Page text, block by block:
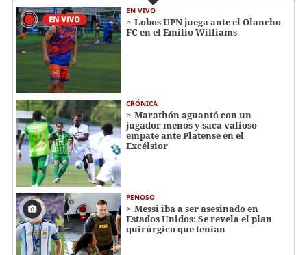
EN VIVO
Lobos UPN juega ante el Olancho
FC en el Emilio Williams
CRÓNICA
Marathón aguantó con un
jugador menos y saca valioso
empate ante Platense en el
Excélsior
PENOSO
Messi iba a ser asesinado en
Estados Unidos: Se revela el plan
quirúrgico que tenían